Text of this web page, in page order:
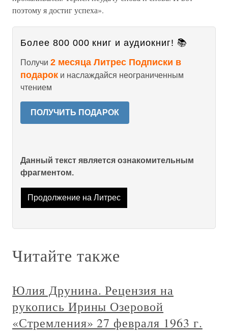
поэтому я достиг успеха».
Более 800 000 книг и аудиокниг! 📚
Получи 2 месяца Литрес Подписки в
подарок и наслаждайся неограниченным
чтением
ПОЛУЧИТЬ ПОДАРОК
Данный текст является ознакомительным
фрагментом.
Продолжение на Литрес
Читайте также
Юлия Друнина. Рецензия на
рукопись Ирины Озеровой
«Стремления» 27 февраля 1963 г.